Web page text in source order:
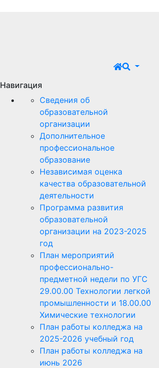
Навигация
Сведения об
образовательной
организации
Дополнительное
профессиональное
образование
Независимая оценка
качества образовательной
деятельности
Программа развития
образовательной
организации на 2023-2025
год
План мероприятий
профессионально-
предметной недели по УГС
29.00.00 Технологии легкой
промышленности и 18.00.00
Химические технологии
План работы колледжа на
2025-2026 учебный год
План работы колледжа на
июнь 2026